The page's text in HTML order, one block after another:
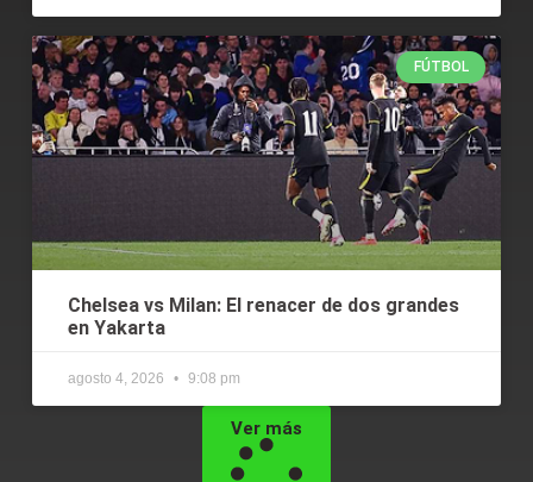
FÚTBOL
Chelsea vs Milan: El renacer de dos grandes
en Yakarta
agosto 4, 2026 9:08 pm
Ver más